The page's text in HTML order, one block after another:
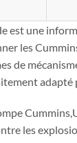
est une
les
de
adapté
les